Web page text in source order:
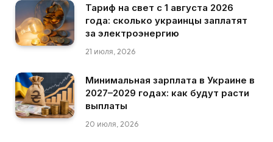
Тариф на свет с 1 августа 2026
года: сколько украинцы заплатят
за электроэнергию
21 июля, 2026
Минимальная зарплата в Украине в
2027–2029 годах: как будут расти
выплаты
20 июля, 2026